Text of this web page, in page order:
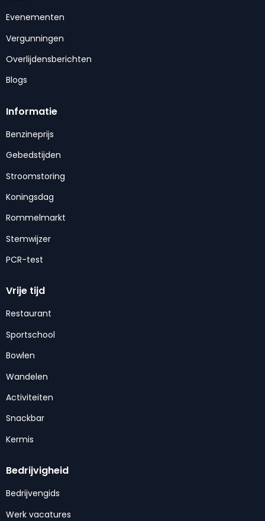
Evenementen
Vergunningen
Overlijdensberichten
Blogs
Informatie
Benzineprijs
Gebedstijden
Stroomstoring
Koningsdag
Rommelmarkt
Stemwijzer
PCR-test
Vrije tijd
Restaurant
Sportschool
Bowlen
Wandelen
Activiteiten
Snackbar
Kermis
Bedrijvigheid
Bedrijvengids
Werk vacatures